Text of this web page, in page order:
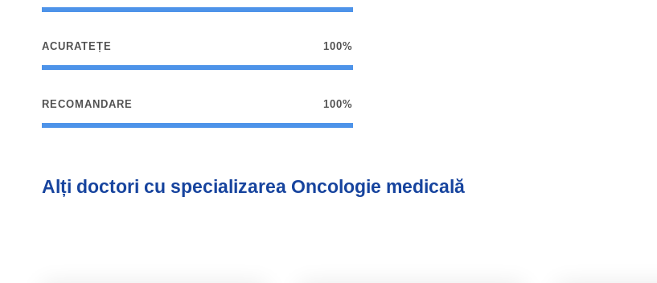
ACURATEȚE 100%
RECOMANDARE 100%
Alți doctori cu specializarea Oncologie medicală